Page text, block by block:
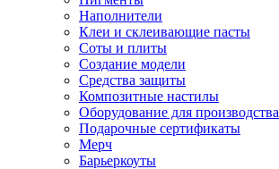
Наполнители
Клеи и склеивающие пасты
Соты и плиты
Создание модели
Средства защиты
Композитные настилы
Оборудование для производства
Подарочные сертификаты
Мерч
Барьеркоуты